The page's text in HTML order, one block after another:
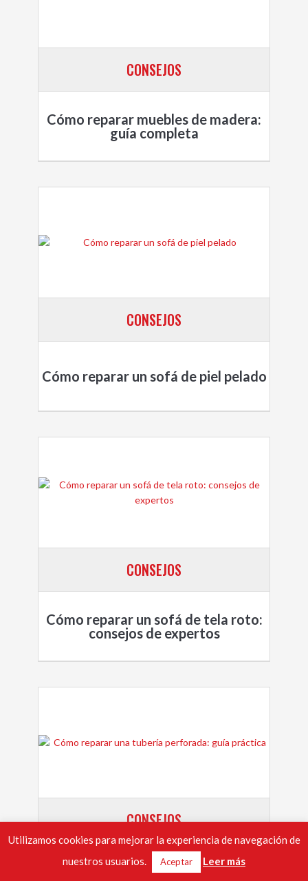
CONSEJOS
Cómo reparar muebles de madera:
guía completa
CONSEJOS
Cómo reparar un sofá de piel pelado
CONSEJOS
Cómo reparar un sofá de tela roto:
consejos de expertos
CONSEJOS
Cómo reparar una tubería perforada:
Utilizamos cookies para mejorar la experiencia de navegación de
nuestros usuarios.
Aceptar Leer más